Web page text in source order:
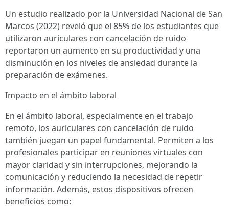
Un estudio realizado por la Universidad Nacional de San
Marcos (2022) reveló que el 85% de los estudiantes que
utilizaron auriculares con cancelación de ruido
reportaron un aumento en su productividad y una
disminución en los niveles de ansiedad durante la
preparación de exámenes.
Impacto en el ámbito laboral
En el ámbito laboral, especialmente en el trabajo
remoto, los auriculares con cancelación de ruido
también juegan un papel fundamental. Permiten a los
profesionales participar en reuniones virtuales con
mayor claridad y sin interrupciones, mejorando la
comunicación y reduciendo la necesidad de repetir
información. Además, estos dispositivos ofrecen
beneficios como: